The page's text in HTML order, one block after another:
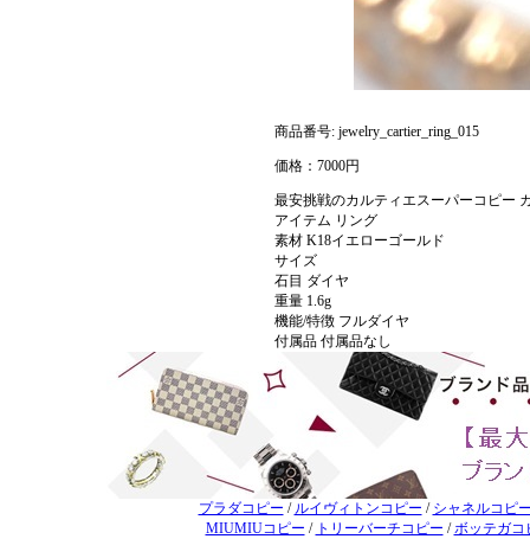
商品番号: jewelry_cartier_ring_015
価格：7000円
最安挑戦のカルティエスーパーコピー
アイテム リング
素材 K18イエローゴールド
サイズ
石目 ダイヤ
重量 1.6g
機能/特徴 フルダイヤ
付属品 付属品なし
プラダコピー / ルイヴィトンコピー / シャネルコピ
MIUMIUコピー / トリーバーチコピー /ボッテガコ